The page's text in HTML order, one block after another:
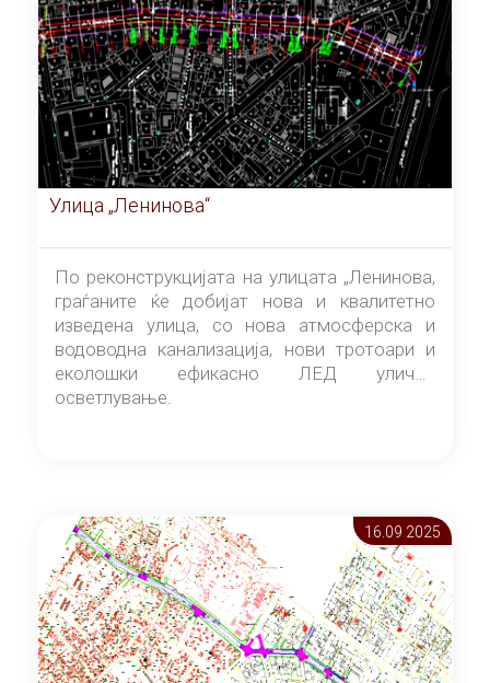
Улица „Ленинова“
По реконструкцијата на улицата „Ленинова,
граѓаните ќе добијат нова и квалитетно
изведена улица, со нова атмосферска и
водоводна канализација, нови тротоари и
еколошки ефикасно ЛЕД улично
осветлување.
16.09 2025